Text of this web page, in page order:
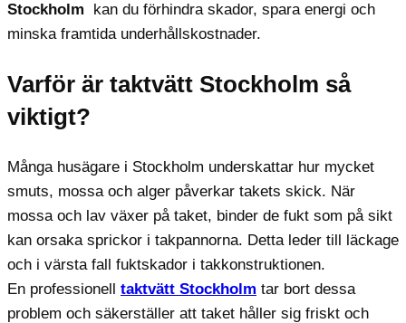
Stockholm
kan du förhindra skador, spara energi och
minska framtida underhållskostnader.
Varför är taktvätt Stockholm så
viktigt?
Många husägare i Stockholm underskattar hur mycket
smuts, mossa och alger påverkar takets skick. När
mossa och lav växer på taket, binder de fukt som på sikt
kan orsaka sprickor i takpannorna. Detta leder till läckage
och i värsta fall fuktskador i takkonstruktionen.
En professionell taktvätt Stockholm tar bort dessa
problem och säkerställer att taket håller sig friskt och